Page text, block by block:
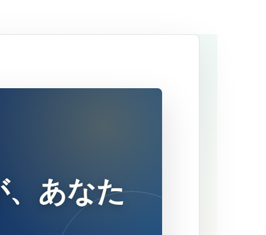
、あなた